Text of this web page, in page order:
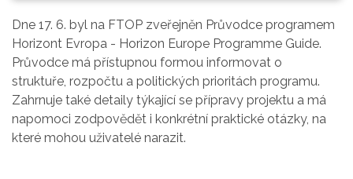
Dne 17. 6. byl na FTOP zveřejněn Průvodce programem
Horizont Evropa - Horizon Europe Programme Guide.
Průvodce má přístupnou formou informovat o
struktuře, rozpočtu a politických prioritách programu.
Zahrnuje také detaily týkající se přípravy projektu a má
napomoci zodpovědět i konkrétní praktické otázky, na
které mohou uživatelé narazit.